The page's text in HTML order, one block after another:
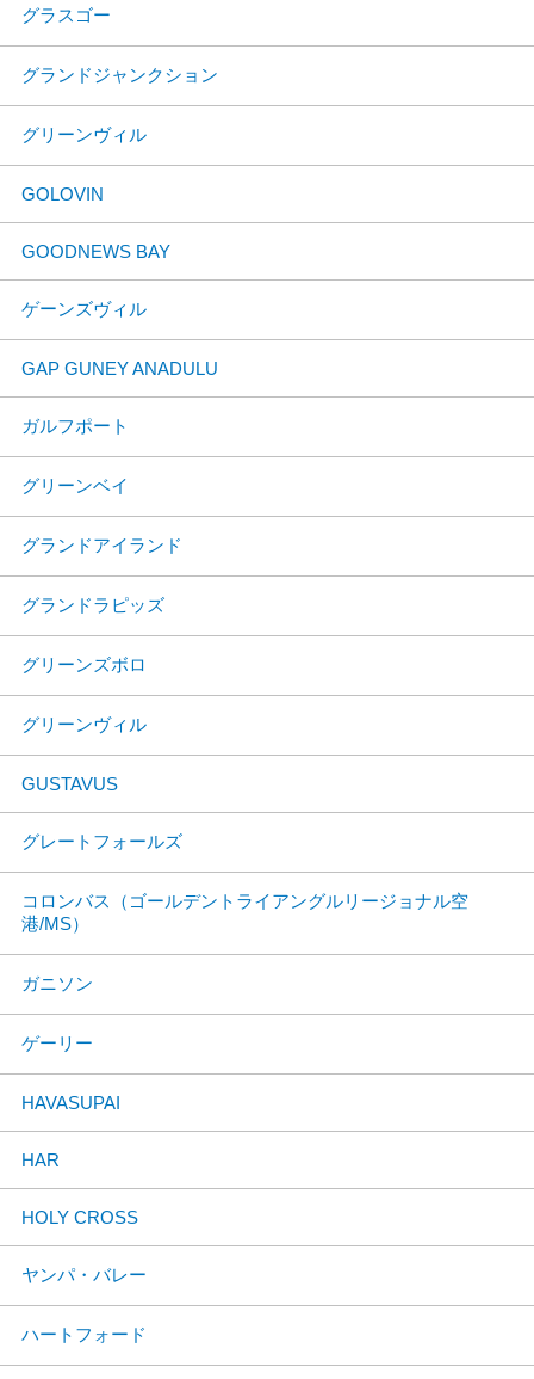
グラスゴー
グランドジャンクション
グリーンヴィル
GOLOVIN
GOODNEWS BAY
ゲーンズヴィル
GAP GUNEY ANADULU
ガルフポート
グリーンベイ
グランドアイランド
グランドラピッズ
グリーンズボロ
グリーンヴィル
GUSTAVUS
グレートフォールズ
コロンバス（ゴールデントライアングルリージョナル空
港/MS）
ガニソン
ゲーリー
HAVASUPAI
HAR
HOLY CROSS
ヤンパ・バレー
ハートフォード